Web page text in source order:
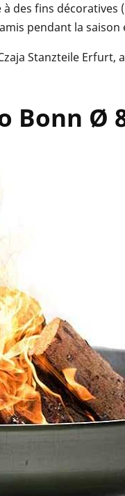
des fins
pendant la saison
Stanzteile Erfurt,
Bonn Ø